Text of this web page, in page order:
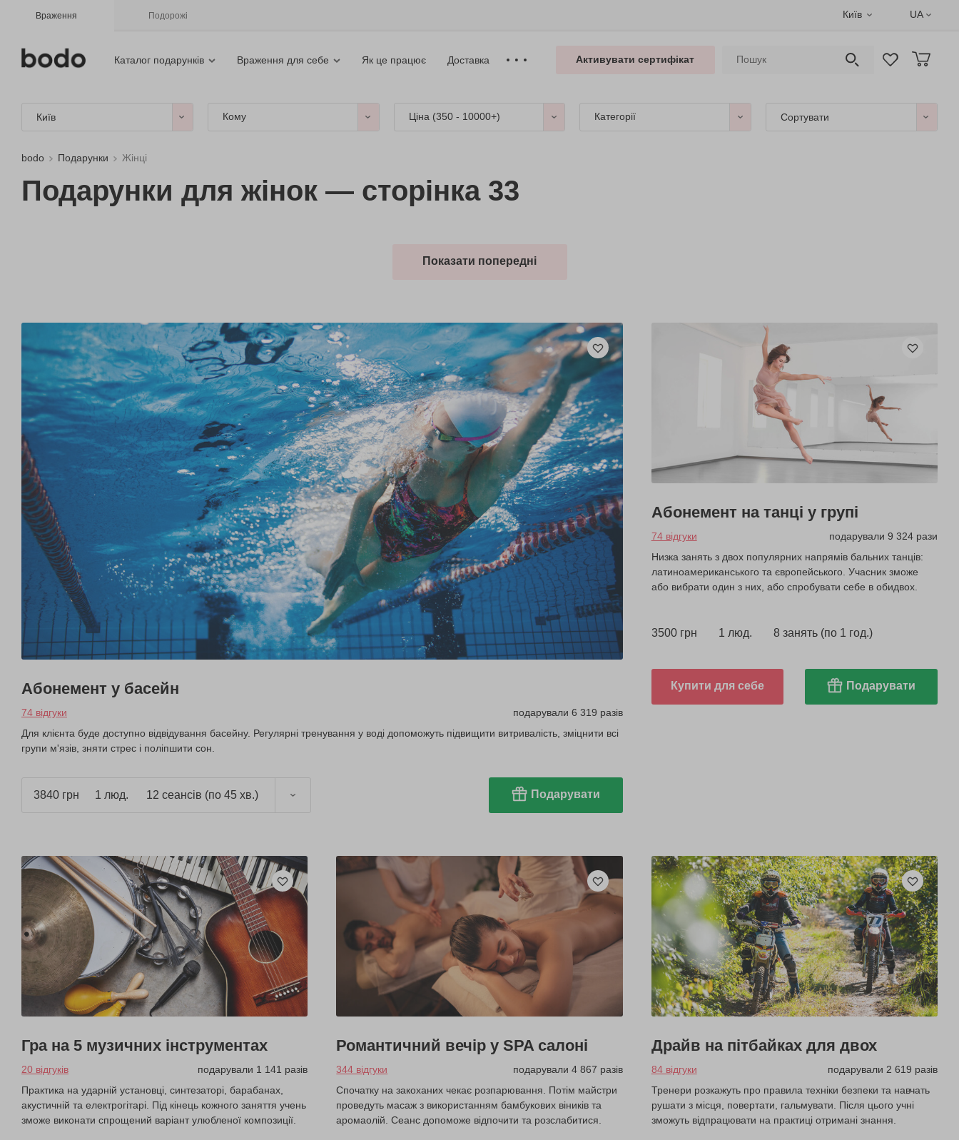
Враження Подорожі Київ UA
Каталог подарунків Враження для себе Як це працює Доставка Активувати сертифікат
Київ Кому Ціна (350 - 10000+) Категорії Сортувати
bodo Подарунки Жінці
Подарунки для жінок — сторінка 33
Показати попередні
Абонемент у басейн
74 відгуки
подарували 6 319 разів
Для клієнта буде доступно відвідування басейну. Регулярні тренування у воді допоможуть підвищити витривалість, зміцнити всі
групи м'язів, зняти стрес і поліпшити сон.
3840 грн 1 люд. 12 сеансів (по 45 хв.) Подарувати
Абонемент на танці у групі
74 відгуки
подарували 9 324 рази
Низка занять з двох популярних напрямів бальних танців:
латиноамериканського та європейського. Учасник зможе
або вибрати один з них, або спробувати себе в обидвох.
3500 грн 1 люд. 8 занять (по 1 год.)
Купити для себе Подарувати
Гра на 5 музичних інструментах
20 відгуків
подарували 1 141 разів
Практика на ударній установці, синтезаторі, барабанах,
акустичній та електрогітарі. Під кінець кожного заняття учень
зможе виконати спрощений варіант улюбленої композиції.
Романтичний вечір у SPA салоні
344 відгуки
подарували 4 867 разів
Спочатку на закоханих чекає розпарювання. Потім майстри
проведуть масаж з використанням бамбукових віників та
аромаолій. Сеанс допоможе відпочити та розслабитися.
Драйв на пітбайках для двох
84 відгуки
подарували 2 619 разів
Тренери розкажуть про правила техніки безпеки та навчать
рушати з місця, повертати, гальмувати. Після цього учні
зможуть відпрацювати на практиці отримані знання.